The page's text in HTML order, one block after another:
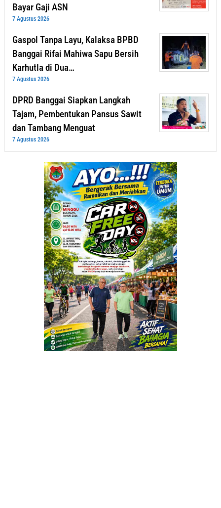
Bayar Gaji ASN
7 Agustus 2026
Gaspol Tanpa Layu, Kalaksa BPBD
Banggai Rifai Mahiwa Sapu Bersih
Karhutla di Dua…
7 Agustus 2026
DPRD Banggai Siapkan Langkah
Tajam, Pembentukan Pansus Sawit
dan Tambang Menguat
7 Agustus 2026